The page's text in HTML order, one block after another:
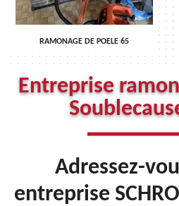
RAMONAGE DE POELE 65
Entreprise
Adressez-
entreprise